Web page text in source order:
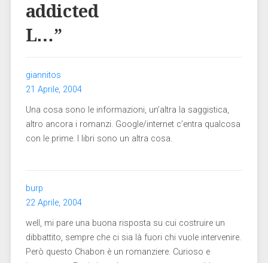
addicted
L…”
giannitos
21 Aprile, 2004
Una cosa sono le informazioni, un’altra la saggistica,
altro ancora i romanzi. Google/internet c’entra qualcosa
con le prime. I libri sono un altra cosa.
burp
22 Aprile, 2004
well, mi pare una buona risposta su cui costruire un
dibbattito, sempre che ci sia là fuori chi vuole intervenire.
Però questo Chabon è un romanziere. Curioso e